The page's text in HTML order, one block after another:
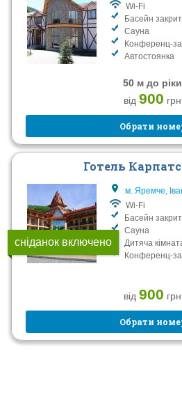
Wi-Fi
Басейн
Сауна
Конференц-
Автостоянка
50 м до ріки
від900 грн
Обрати
сніданок включено
Готель
м. Яремче,
Wi-Fi
Басейн
Сауна
Дитяча
Конференц-
від900 грн
Обрати